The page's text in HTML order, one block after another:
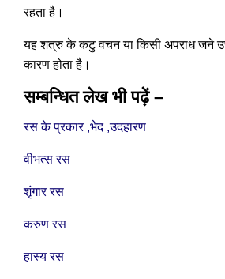
रहता है।
यह शत्रु के कटु वचन या किसी अपराध जने
कारण होता है।
सम्बन्धित लेख भी पढ़ें –
रस के प्रकार ,भेद ,उदहारण
वीभत्स रस
शृंगार रस
करुण रस
हास्य रस